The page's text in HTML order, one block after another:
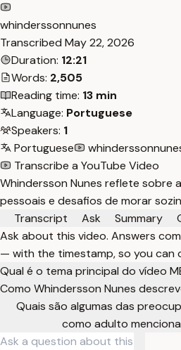
whinderssonnunes
Transcribed May 22, 2026
Duration: 12:21
Words: 2,505
Reading time: 13 min
Language: Portuguese
Speakers: 1
Portuguese
Transcribe a YouTube Video
Whindersson Nunes reflete sobre
pessoais e desafios de morar
Transcript
Ask Summary
Ask about this video. Answers
— with the timestamp, so you can
Qual é o tema principal do vídeo
Como Whindersson Nunes
Quais são algumas das
como adulto